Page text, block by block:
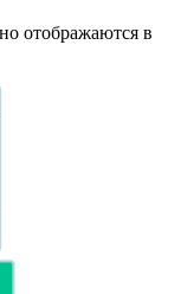
отображаются в